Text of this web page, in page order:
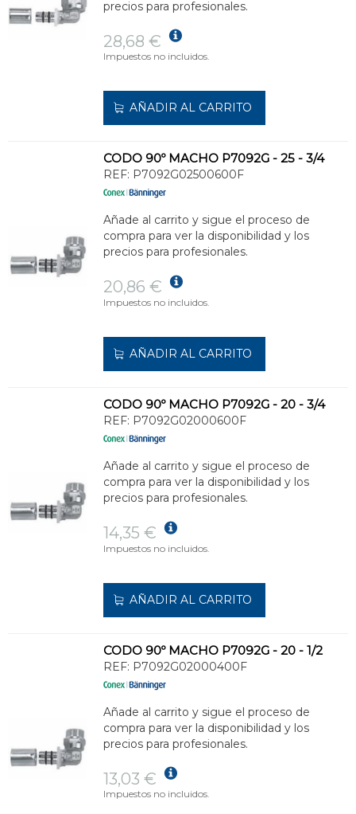
precios para profesionales.
28,68 €
Impuestos no incluidos.
AÑADIR AL CARRITO
CODO 90º MACHO P7092G - 25 - 3/4
REF: P7092G02500600F
Añade al carrito y sigue el proceso de
compra para ver la disponibilidad y los
precios para profesionales.
20,86 €
Impuestos no incluidos.
AÑADIR AL CARRITO
CODO 90º MACHO P7092G - 20 - 3/4
REF: P7092G02000600F
Añade al carrito y sigue el proceso de
compra para ver la disponibilidad y los
precios para profesionales.
14,35 €
Impuestos no incluidos.
AÑADIR AL CARRITO
CODO 90º MACHO P7092G - 20 - 1/2
REF: P7092G02000400F
Añade al carrito y sigue el proceso de
compra para ver la disponibilidad y los
precios para profesionales.
13,03 €
Impuestos no incluidos.